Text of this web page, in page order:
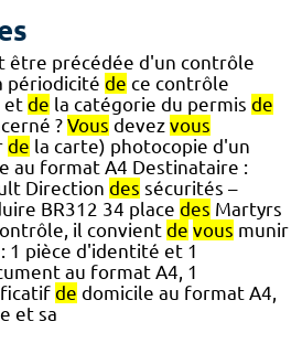
être précédée d'un contrôle
périodicité de ce contrôle
et de la catégorie du permis de
? Vous devez vous
de la carte) photocopie d'un
au format A4 Destinataire :
Direction des sécurités –
BR312 34 place des Martyrs
il convient de vous munir
1 pièce d'identité et 1
au format A4, 1
de domicile au format A4,
et sa